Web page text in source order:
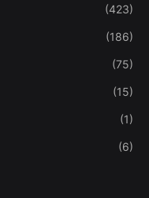
(423)
(186)
(75)
(15)
(1)
(6)